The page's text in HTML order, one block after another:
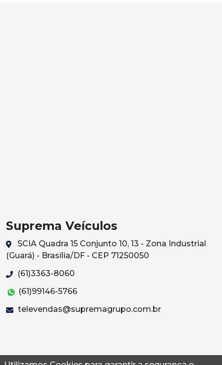
Suprema Veículos
SCIA Quadra 15 Conjunto 10, 13 - Zona Industrial
(Guará) - Brasília/DF - CEP 71250050
(61)3363-8060
(61)99146-5766
televendas@supremagrupo.com.br